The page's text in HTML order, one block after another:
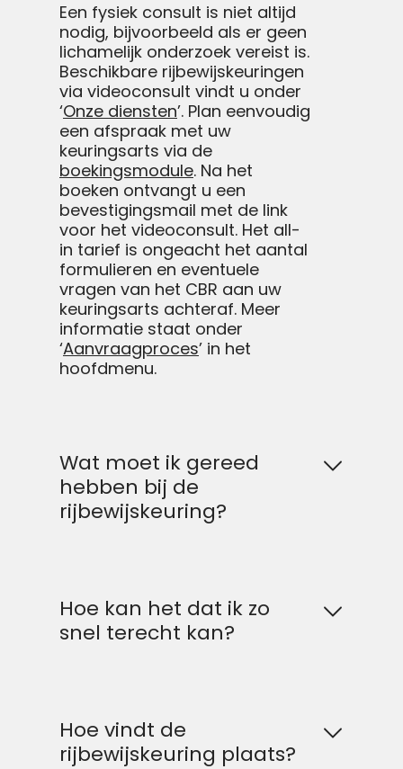
Hoe vindt de
rijbewijskeuring plaats?
Hoe kan het dat ik zo
snel terecht kan?
Wat moet ik gereed
hebben bij de
rijbewijskeuring?
Een fysiek consult is niet altijd
nodig, bijvoorbeeld als er geen
lichamelijk onderzoek vereist is.
Beschikbare rijbewijskeuringen
via videoconsult vindt u onder
‘Onze diensten’. Plan eenvoudig
een afspraak met uw
keuringsarts via de
boekingsmodule. Na het
boeken ontvangt u een
bevestigingsmail met de link
voor het videoconsult. Het all-
in tarief is ongeacht het aantal
formulieren en eventuele
vragen van het CBR aan uw
keuringsarts achteraf. Meer
informatie staat onder
‘Aanvraagproces’ in het
hoofdmenu.